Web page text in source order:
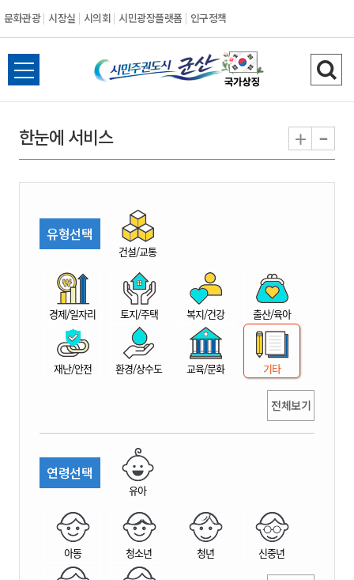
문화관광 시장실 시의회 시민광장플랫폼 인구정책
시
민
권
시
산
전
체
뉴
열
검
색
기
한눈에 서비스 + -
유형선택
건설/교통
경제/일자리 토지/주택 복지/건강 출산/육아
재난/안전 환경/상수도 교육/문화 기타
전체보기
연령선택
유아
아동 청소년 청년 신중년